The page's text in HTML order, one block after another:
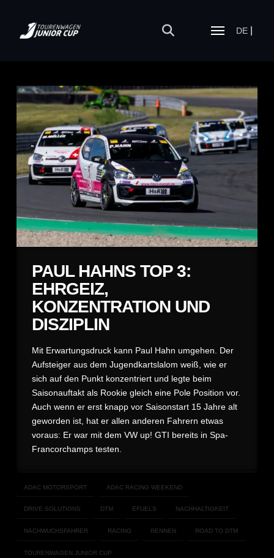
DE
PAUL HAHNS TOP 3:
EHRGEIZ,
KONZENTRATION UND
DISZIPLIN
Mit Erwartungsdruck kann Paul Hahn umgehen. Der
Aufsteiger aus dem Jugendkartslalom weiß, wie er
sich auf den Punkt konzentriert und legte beim
Saisonauftakt als Rookie gleich eine Pole Position vor.
Auch wenn er erst knapp vor Saisonstart 15 Jahre alt
geworden ist, hat er allen anderen Fahrern etwas
voraus: Er war mit dem VW up! GTI bereits in Spa-
Francorchamps testen.
ADAC MOTORSPORT ADAC RACING WEEKEND
DRIVE SOLUTIONS DTM EFUELS NACHHALTIGKEIT
NACHWUCHSFAHRER RACING RENNEN ROAD TO DTM
TOURENWAGEN JUNIOR CUP